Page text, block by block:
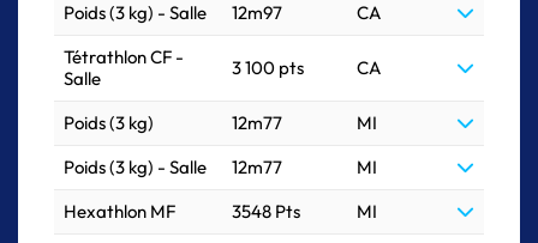
Poids (3 kg) - Salle
12m97
CA
Tétrathlon CF -
Salle
3 100 pts CA
Poids (3 kg) 12m77
MI
Poids (3 kg) - Salle
12m77
MI
Hexathlon MF
3548 Pts
MI